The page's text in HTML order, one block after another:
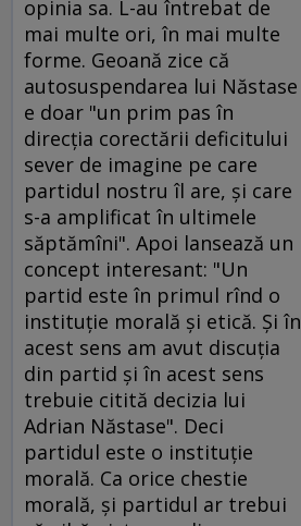
opinia sa. L-au întrebat de
mai multe ori, în mai multe
forme. Geoană zice că
autosuspendarea lui Năstase
e doar "un prim pas în
direcţia corectării deficitului
sever de imagine pe care
partidul nostru îl are, şi care
s-a amplificat în ultimele
săptămîni". Apoi lansează un
concept interesant: "Un
partid este în primul rînd o
instituţie morală şi etică. Şi în
acest sens am avut discuţia
din partid şi în acest sens
trebuie citită decizia lui
Adrian Năstase". Deci
partidul este o instituţie
morală. Ca orice chestie
morală, şi partidul ar trebui